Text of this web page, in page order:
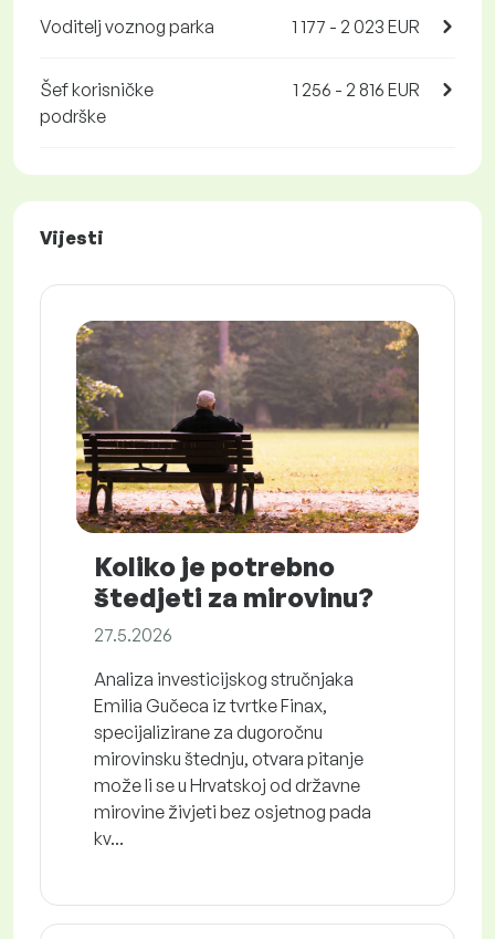
Voditelj voznog parka 1 177 - 2 023 EUR
Šef korisničke
podrške
1 256 - 2 816 EUR
Vijesti
Koliko je potrebno
štedjeti za mirovinu?
27.5.2026
Analiza investicijskog stručnjaka
Emilia Gučeca iz tvrtke Finax,
specijalizirane za dugoročnu
mirovinsku štednju, otvara pitanje
može li se u Hrvatskoj od državne
mirovine živjeti bez osjetnog pada
kv...